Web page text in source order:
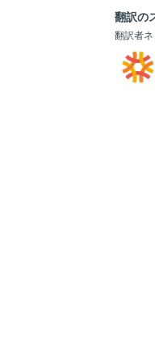
翻訳の
翻訳者